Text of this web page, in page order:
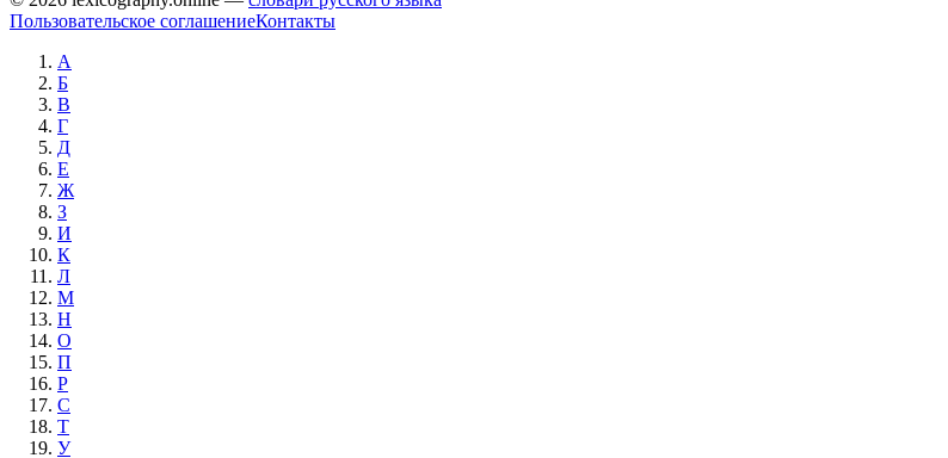
Пользовательское соглашениеКонтакты
А
Б
В
Г
Д
Е
Ж
З
И
К
Л
М
Н
О
П
Р
С
Т
У